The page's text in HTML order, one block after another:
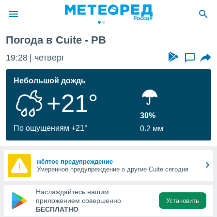
о
Вы можете
к этому
доступ
Погода в Cuite - PB
19:28 четверг ...
Небольшой дождь
+21°
По ощущениям +21°
30%
0.2 мм
жёлтое предупреждение
Умеренное предупреждение о другие Cuite сегодня
Наслаждайтесь нашим
приложением совершенно
БЕСПЛАТНО
Установить